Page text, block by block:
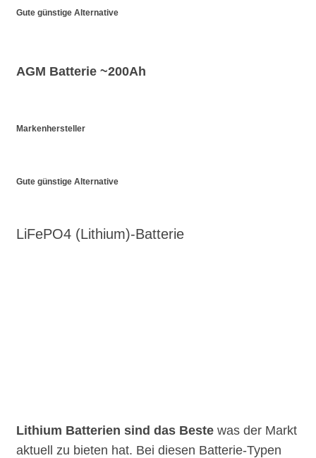
Gute günstige Alternative
AGM Batterie ~200Ah
Markenhersteller
Gute günstige Alternative
LiFePO4 (Lithium)-Batterie
Lithium Batterien sind das Beste was der Markt
aktuell zu bieten hat. Bei diesen Batterie-Typen